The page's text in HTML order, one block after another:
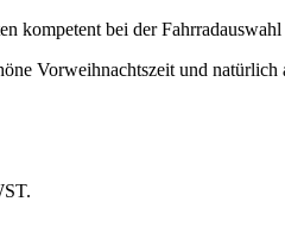
kompetent bei der
Vorweihnachtszeit und natürlich